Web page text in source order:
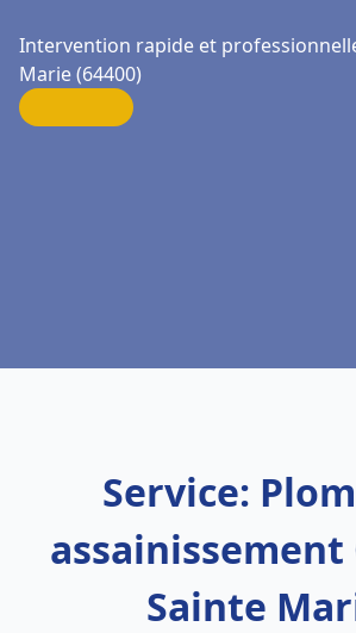
Intervention rapide et
Marie (64400)
Service:
assainissement
Sainte